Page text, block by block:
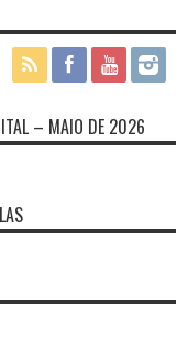
– MAIO DE 2026